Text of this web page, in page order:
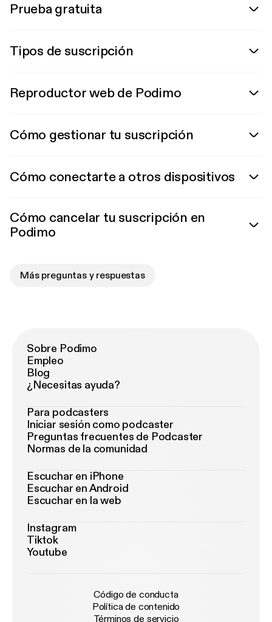
Prueba gratuita
Tipos de suscripción
Reproductor web de Podimo
Cómo gestionar tu suscripción
Cómo conectarte a otros dispositivos
Cómo cancelar tu suscripción en
Podimo
Más preguntas y respuestas
Sobre Podimo
Empleo
Blog
¿Necesitas ayuda?
Para podcasters
Iniciar sesión como podcaster
Preguntas frecuentes de Podcaster
Normas de la comunidad
Escuchar en iPhone
Escuchar en Android
Escuchar en la web
Instagram
Tiktok
Youtube
Código de conducta
Política de contenido
Términos de servicio